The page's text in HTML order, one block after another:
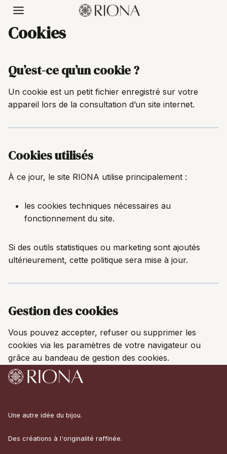
Skip
content
Cookies
Qu’est-ce qu’un cookie ?
Un cookie est un petit fichier enregistré sur votre
appareil lors de la consultation d’un site internet.
Cookies utilisés
À ce jour, le site RIONA utilise principalement :
les cookies techniques nécessaires au
fonctionnement du site.
Si des outils statistiques ou marketing sont ajoutés
ultérieurement, cette politique sera mise à jour.
Gestion des cookies
Vous pouvez accepter, refuser ou supprimer les
cookies via les paramètres de votre navigateur ou
grâce au bandeau de gestion des cookies.
Une autre idée du bijou.
Des créations à l'originalité raffinée.